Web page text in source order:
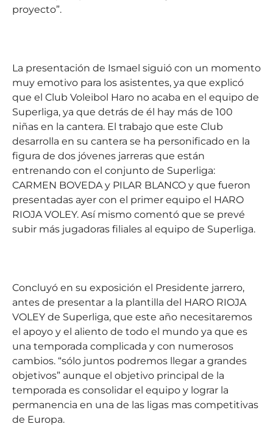
proyecto”.
La presentación de Ismael siguió con un momento
muy emotivo para los asistentes, ya que explicó
que el Club Voleibol Haro no acaba en el equipo de
Superliga, ya que detrás de él hay más de 100
niñas en la cantera. El trabajo que este Club
desarrolla en su cantera se ha personificado en la
figura de dos jóvenes jarreras que están
entrenando con el conjunto de Superliga:
CARMEN BOVEDA y PILAR BLANCO y que fueron
presentadas ayer con el primer equipo el HARO
RIOJA VOLEY. Así mismo comentó que se prevé
subir más jugadoras filiales al equipo de Superliga.
Concluyó en su exposición el Presidente jarrero,
antes de presentar a la plantilla del HARO RIOJA
VOLEY de Superliga, que este año necesitaremos
el apoyo y el aliento de todo el mundo ya que es
una temporada complicada y con numerosos
cambios. “sólo juntos podremos llegar a grandes
objetivos” aunque el objetivo principal de la
temporada es consolidar el equipo y lograr la
permanencia en una de las ligas mas competitivas
de Europa.